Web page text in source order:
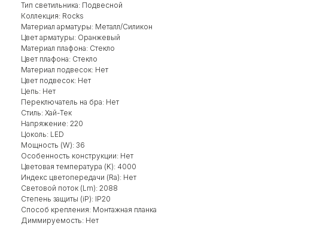
Тип светильника: Подвесной
Коллекция: Rocks
Материал арматуры: Металл/Силикон
Цвет арматуры: Оранжевый
Материал плафона: Стекло
Цвет плафона: Стекло
Материал подвесок: Нет
Цвет подвесок: Нет
Цепь: Нет
Переключатель на бра: Нет
Стиль: Хай-Тек
Напряжение: 220
Цоколь: LED
Мощность (W): 36
Особенность конструкции: Нет
Цветовая температура (K): 4000
Индекс цветопередачи (Ra): Нет
Световой поток (Lm): 2088
Степень защиты (iP): IP20
Способ крепления: Монтажная планка
Диммируемость: Нет